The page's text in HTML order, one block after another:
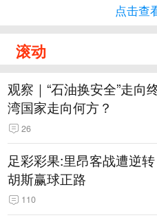
点击查
滚动
观察｜“石油换安全”走向
湾国家走向何方？
26
足彩彩果:里昂客战遭逆
胡斯赢球正路
110